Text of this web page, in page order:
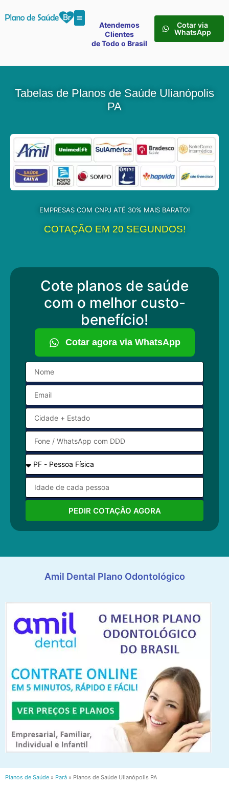
Atendemos
Clientes
de Todo o Brasil
Cotar via
WhatsApp
Tabelas de Planos de Saúde Ulianópolis
PA
EMPRESAS COM CNPJ ATÉ 30% MAIS BARATO!
COTAÇÃO EM 20 SEGUNDOS!
Cote planos de saúde
com o melhor custo-
benefício!
Cotar agora via WhatsApp
PEDIR COTAÇÃO AGORA
Amil Dental Plano Odontológico
Planos de Saúde » Pará » Planos de Saúde Ulianópolis PA